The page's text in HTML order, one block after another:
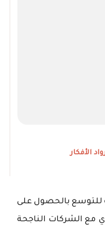
الأفكار
للتوسع بالحصول على
مع الشركات الناجحة